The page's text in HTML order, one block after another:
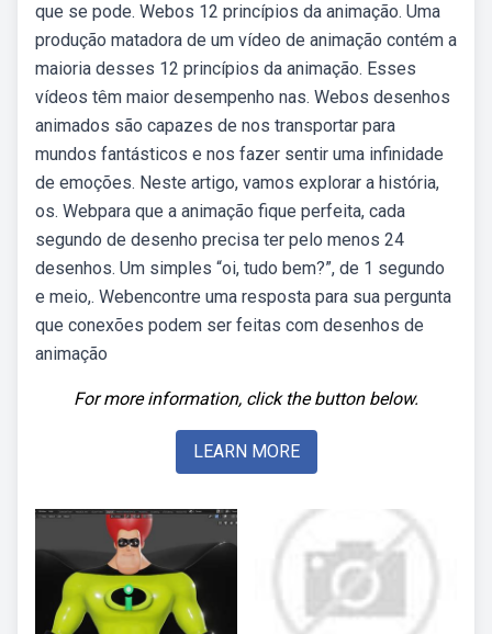
que se pode. Webos 12 princípios da animação. Uma
produção matadora de um vídeo de animação contém a
maioria desses 12 princípios da animação. Esses
vídeos têm maior desempenho nas. Webos desenhos
animados são capazes de nos transportar para
mundos fantásticos e nos fazer sentir uma infinidade
de emoções. Neste artigo, vamos explorar a história,
os. Webpara que a animação fique perfeita, cada
segundo de desenho precisa ter pelo menos 24
desenhos. Um simples “oi, tudo bem?”, de 1 segundo
e meio,. Webencontre uma resposta para sua pergunta
que conexões podem ser feitas com desenhos de
animação
For more information, click the button below.
LEARN MORE